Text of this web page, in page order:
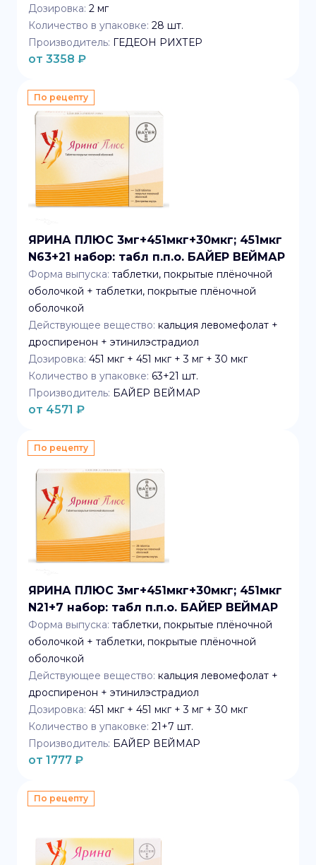
Дозировка: 2 мг
Количество в упаковке: 28 шт.
Производитель: ГЕДЕОН РИХТЕР
от 3358 ₽
По рецепту
ЯРИНА ПЛЮС 3мг+451мкг+30мкг; 451мкг
N63+21 набор: табл п.п.о. БАЙЕР ВЕЙМАР
Форма выпуска: таблетки, покрытые плёночной
оболочкой + таблетки, покрытые плёночной
оболочкой
Действующее вещество: кальция левомефолат +
дроспиренон + этинилэстрадиол
Дозировка: 451 мкг + 451 мкг + 3 мг + 30 мкг
Количество в упаковке: 63+21 шт.
Производитель: БАЙЕР ВЕЙМАР
от 4571 ₽
По рецепту
ЯРИНА ПЛЮС 3мг+451мкг+30мкг; 451мкг
N21+7 набор: табл п.п.о. БАЙЕР ВЕЙМАР
Форма выпуска: таблетки, покрытые плёночной
оболочкой + таблетки, покрытые плёночной
оболочкой
Действующее вещество: кальция левомефолат +
дроспиренон + этинилэстрадиол
Дозировка: 451 мкг + 451 мкг + 3 мг + 30 мкг
Количество в упаковке: 21+7 шт.
Производитель: БАЙЕР ВЕЙМАР
от 1777 ₽
По рецепту